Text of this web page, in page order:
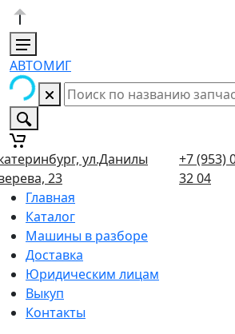
АВТОМИГ
ул.Данилы
23
+7 (953)
32 04
Главная
Каталог
Машины в разборе
Доставка
Юридическим лицам
Выкуп
Контакты